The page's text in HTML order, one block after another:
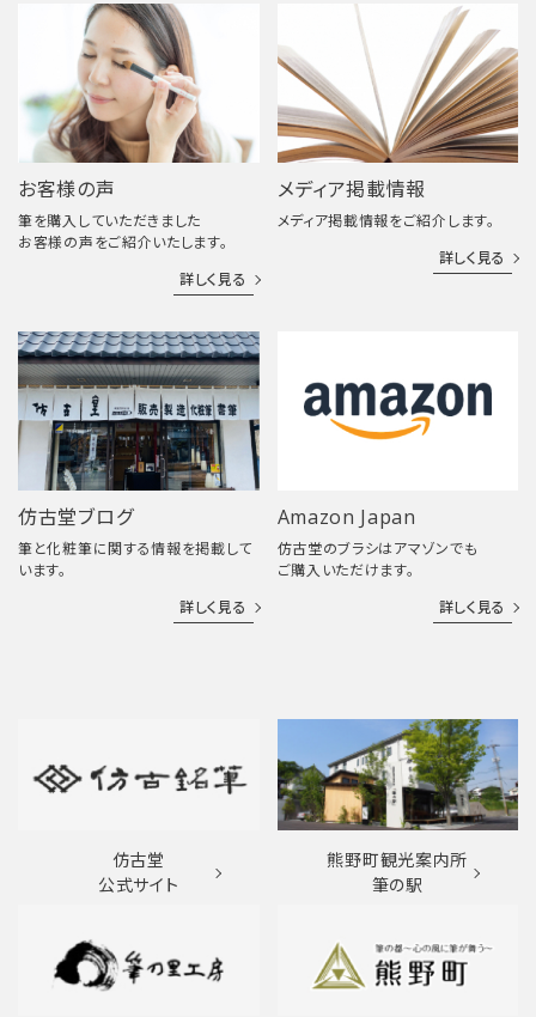
お客様の声
筆を購入していただきました
お客様の声をご紹介いたします。
詳しく見る
メディア掲載情報
メディア掲載情報をご紹介します。
詳しく見る
仿古堂ブログ
筆と化粧筆に関する情報を掲載して
います。
詳しく見る
Amazon Japan
仿古堂のブラシはアマゾンでも
ご購入いただけます。
詳しく見る
仿古堂
公式サイト
熊野町観光案内所
筆の駅